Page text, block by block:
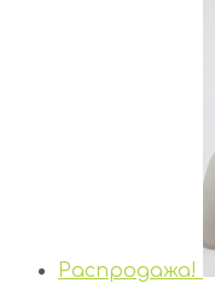
Распродажа!